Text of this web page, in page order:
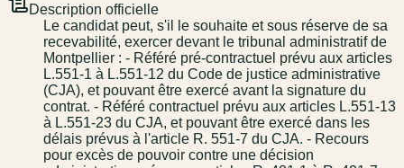
Description officielle
Le candidat peut, s'il le souhaite et sous réserve de sa
recevabilité, exercer devant le tribunal administratif de
Montpellier : - Référé pré-contractuel prévu aux articles
L.551-1 à L.551-12 du Code de justice administrative
(CJA), et pouvant être exercé avant la signature du
contrat. - Référé contractuel prévu aux articles L.551-13
à L.551-23 du CJA, et pouvant être exercé dans les
délais prévus à l'article R. 551-7 du CJA. - Recours
pour excès de pouvoir contre une décision